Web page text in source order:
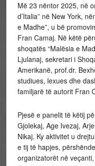
Më 23 nëntor 2025, në
d’Italia” në New York,
e Madhe”, u bë
Fran Camaj. Në këtë
shoqatës “Malësia e
Ljulanaj, sekretari i
Amerikanë, prof.dr.
studiues, lexues dhe
familjarë të autorit Fran
Pjesë e panelit të këtij
Gjolekaj, Age Ivezaj,
Nikaj. Ky aktivitet u
e tij të hapjes,
organizatorët në